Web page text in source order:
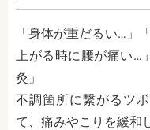
「身体が重だるい…」
上がる時に腰が痛い…
灸」
不調箇所に繋がるツ
て、痛みやこりを緩和